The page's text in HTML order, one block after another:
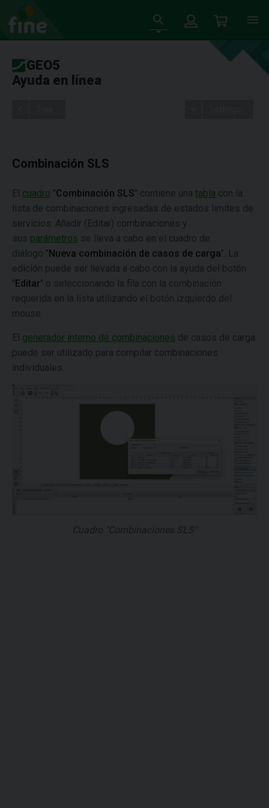
GEO5
Ayuda en línea
Combinación SLS
El cuadro "Combinación SLS" contiene una tabla con la
lista de combinaciones ingresadas de estados limites de
servicios. Añadir (Editar) combinaciones y
sus parámetros se lleva a cabo en el cuadro de
diálogo "Nueva combinación de casos de carga". La
edición puede ser llevada a cabo con la ayuda del botón
"Editar" o seleccionando la fila con la combinación
requerida en la lista utilizando el botón izquierdo del
mouse.
El generador interno de combinaciones de casos de carga
puede ser utilizado para compilar combinaciones
individuales.
Cuadro "Combinaciones SLS"